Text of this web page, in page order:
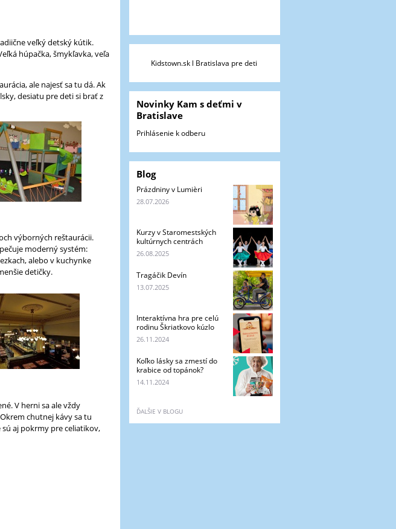
veľký detský kútik.
húpačka, šmykľavka, veľa
ale najesť sa tu dá. Ak
desiatu pre deti si brať z
výborných reštaurácii.
moderný systém:
alebo v kuchynke
detičky.
V herni sa ale vždy
chutnej kávy sa tu
aj pokrmy pre celiatikov,
Kidstown.sk l Bratislava pre deti
Novinky Kam s deťmi v
Bratislave
Prihlásenie k odberu
Blog
Prázdniny v Lumièri
28.07.2026
Kurzy v Staromestských
kultúrnych centrách
26.08.2025
Tragáčik Devín
13.07.2025
Interaktívna hra pre celú
rodinu Škriatkovo kúzlo
26.11.2024
Koľko lásky sa zmestí do
krabice od topánok?
14.11.2024
ĎALŠIE V BLOGU